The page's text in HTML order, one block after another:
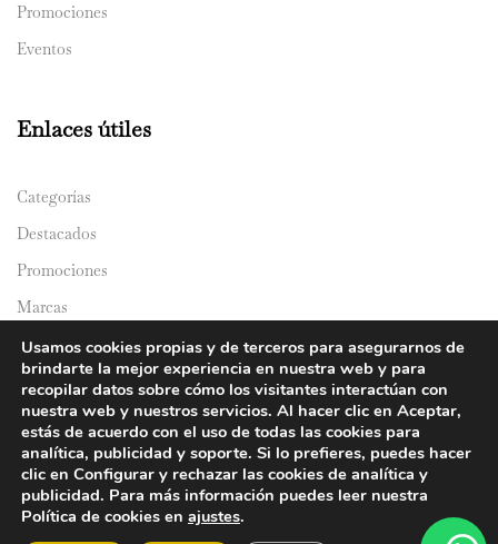
Promociones
Eventos
Enlaces útiles
Categorías
Destacados
Promociones
Marcas
Catálogos
Domicilios
© 2024 Y&Y Asian Market. All rights reserved.
Usamos cookies propias y de terceros para asegurarnos de
brindarte la mejor experiencia en nuestra web y para
recopilar datos sobre cómo los visitantes interactúan con
nuestra web y nuestros servicios. Al hacer clic en Aceptar,
estás de acuerdo con el uso de todas las cookies para
analítica, publicidad y soporte. Si lo prefieres, puedes hacer
clic en Configurar y rechazar las cookies de analítica y
publicidad. Para más información puedes leer nuestra
Política de cookies en ajustes.